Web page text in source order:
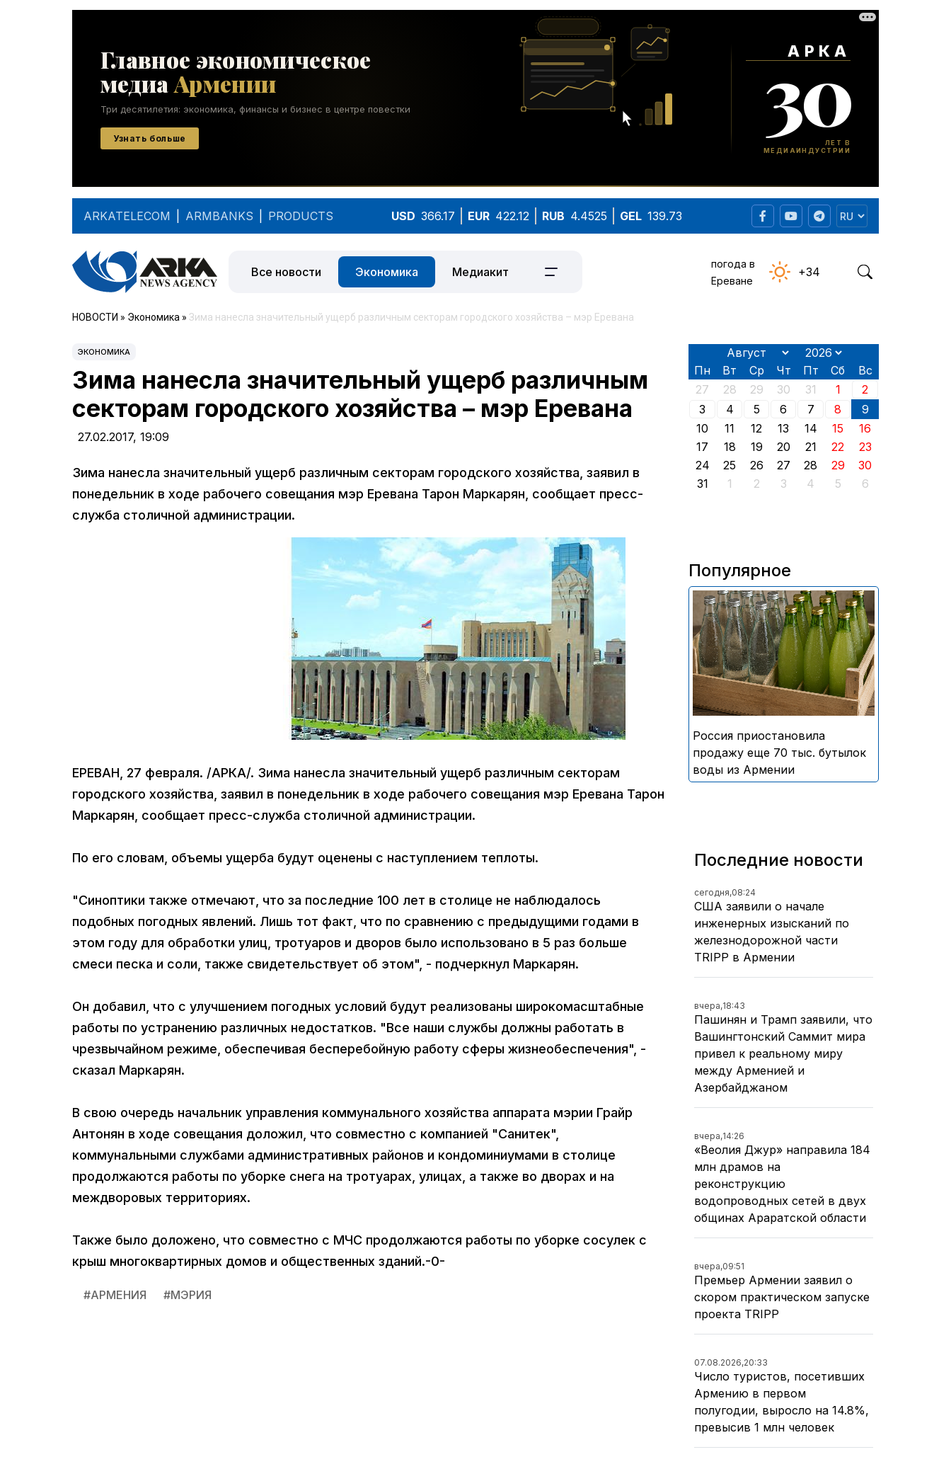
ARKATELECOM ARMBANKS PRODUCTS USD 366.17 EUR 422.12 RUB 4.4525 GEL 139.73
Все новости Экономика Медиакит
погода в
Ереване
+34
НОВОСТИ » Экономика » Зима нанесла значительный ущерб различным секторам городского хозяйства – мэр Еревана
ЭКОНОМИКА
Зима нанесла значительный ущерб различным
секторам городского хозяйства – мэр Еревана
27.02.2017, 19:09
Зима нанесла значительный ущерб различным секторам городского хозяйства, заявил в
понедельник в ходе рабочего совещания мэр Еревана Тарон Маркарян, сообщает пресс-
служба столичной администрации.
ЕРЕВАН, 27 февраля. /АРКА/. Зима нанесла значительный ущерб различным секторам
городского хозяйства, заявил в понедельник в ходе рабочего совещания мэр Еревана Тарон
Маркарян, сообщает пресс-служба столичной администрации.
По его словам, объемы ущерба будут оценены с наступлением теплоты.
"Синоптики также отмечают, что за последние 100 лет в столице не наблюдалось
подобных погодных явлений. Лишь тот факт, что по сравнению с предыдущими годами в
этом году для обработки улиц, тротуаров и дворов было использовано в 5 раз больше
смеси песка и соли, также свидетельствует об этом", - подчеркнул Маркарян.
Он добавил, что с улучшением погодных условий будут реализованы широкомасштабные
работы по устранению различных недостатков. "Все наши службы должны работать в
чрезвычайном режиме, обеспечивая бесперебойную работу сферы жизнеобеспечения", -
сказал Маркарян.
В свою очередь начальник управления коммунального хозяйства аппарата мэрии Грайр
Антонян в ходе совещания доложил, что совместно с компанией "Санитек",
коммунальными службами административных районов и кондоминиумами в столице
продолжаются работы по уборке снега на тротуарах, улицах, а также во дворах и на
междворовых территориях.
Также было доложено, что совместно с МЧС продолжаются работы по уборке сосулек с
крыш многоквартирных домов и общественных зданий.-0-
#АРМЕНИЯ #МЭРИЯ
Пн Вт Ср Чт Пт Сб
Вс
27
28 29 30 31 1
2
3
4 5 6 7 8
9
10
11 12 13 14 15
16
17
18 19 20 21 22
23
24
25 26 27 28 29
30
31
1 2 3 4 5 6
Популярное
В России приостановили
продажу более 70 тыс.
бутылок питьевой воды и
безалкогольных напитков
армянского производства
Россия приостановила
продажу еще 70 тыс. бутылок
воды из Армении
Последние новости
сегодня,08:24
США заявили о начале
инженерных изысканий по
железнодорожной части
TRIPP в Армении
вчера,18:43
Пашинян и Трамп заявили, что
Вашингтонский Саммит мира
привел к реальному миру
между Арменией и
Азербайджаном
вчера,14:26
«Веолия Джур» направила 184
млн драмов на
реконструкцию
водопроводных сетей в двух
общинах Араратской области
вчера,09:51
Премьер Армении заявил о
скором практическом запуске
проекта TRIPP
07.08.2026,20:33
Число туристов, посетивших
Армению в первом
полугодии, выросло на 14.8%,
превысив 1 млн человек